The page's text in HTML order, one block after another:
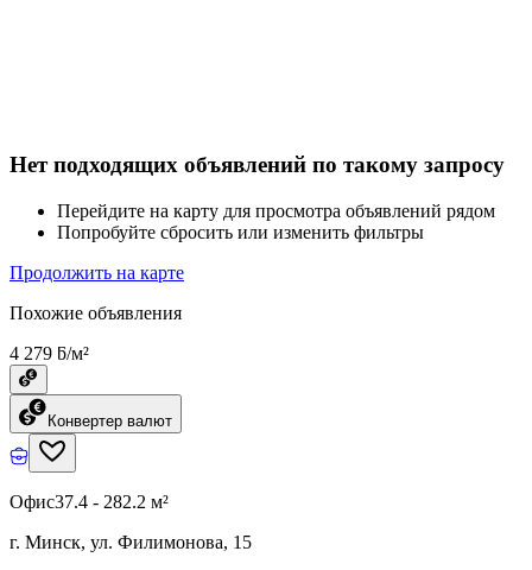
Нет подходящих объявлений по такому запросу
Перейдите на карту для просмотра объявлений рядом
Попробуйте сбросить или изменить фильтры
Продолжить на карте
Похожие объявления
4 279 ƃ/м²
Конвертер валют
Офис37.4 - 282.2 м²
г. Минск, ул. Филимонова, 15